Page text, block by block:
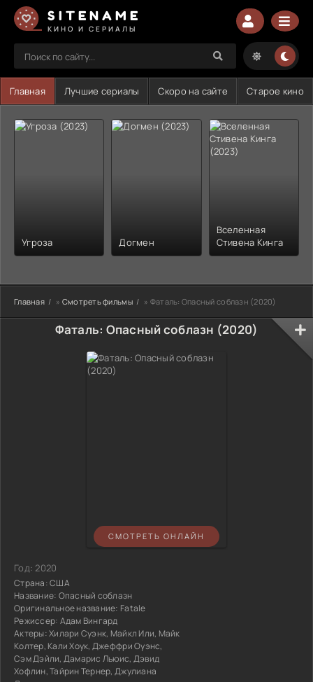
SITENAME
КИНО И СЕРИАЛЫ
Главная Лучшие сериалы Скоро на сайте Старое кино
Угроза Догмен
Вселенная
Стивена Кинга
Главная » Смотреть фильмы » Фаталь: Опасный соблазн (2020)
Фаталь: Опасный соблазн (2020)
СМОТРЕТЬ ОНЛАЙН
Год:2020
Страна:США
Название: Опасный соблазн
Оригинальное название: Fatale
Режиссер: Адам Вингард
Актеры:Хилари Суэнк, Майкл Или, Майк
Колтер, Кали Хоук, Джеффри Оуэнс,
Сэм Дэйли, Дамарис Льюис, Дэвид
Хофлин, Тайрин Тернер, Джулиана